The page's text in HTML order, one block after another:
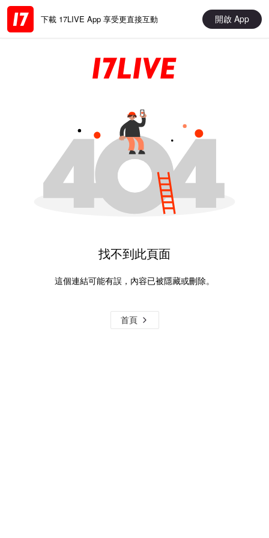
下載 17LIVE App 享受更直接互動 開啟 App
找不到此頁面
這個連結可能有誤，內容已被隱藏或刪除。
首頁